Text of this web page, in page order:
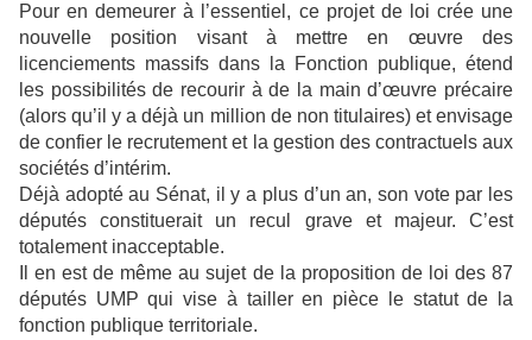
Pour en demeurer à l’essentiel, ce projet de loi crée une
nouvelle position visant à mettre en œuvre des
licenciements massifs dans la Fonction publique, étend
les possibilités de recourir à de la main d’œuvre précaire
(alors qu’il y a déjà un million de non titulaires) et envisage
de confier le recrutement et la gestion des contractuels aux
sociétés d’intérim.
Déjà adopté au Sénat, il y a plus d’un an, son vote par les
députés constituerait un recul grave et majeur. C’est
totalement inacceptable.
Il en est de même au sujet de la proposition de loi des 87
députés UMP qui vise à tailler en pièce le statut de la
fonction publique territoriale.